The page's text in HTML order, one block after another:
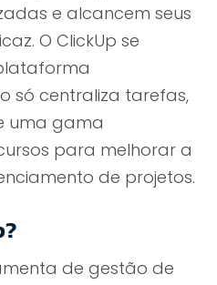
e alcancem seus
O ClickUp se
só centraliza tarefas,
uma gama
para melhorar a
de projetos.
de gestão de